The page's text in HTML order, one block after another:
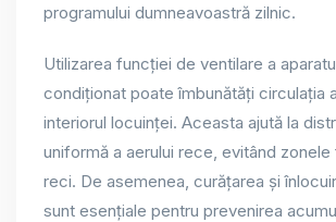
programului dumneavoastră zilnic.
Utilizarea funcției de ventilare a
condiționat poate îmbunătăți circulația
interiorul locuinței. Aceasta ajută la
uniformă a aerului rece, evitând zonele
reci. De asemenea, curățarea și
sunt esențiale pentru prevenirea